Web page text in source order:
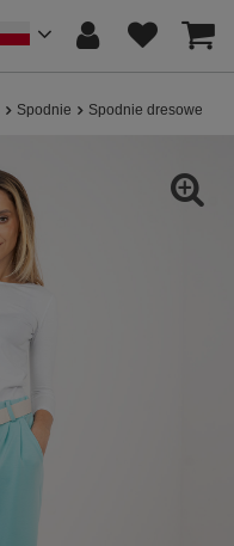
Spodnie Spodnie dresowe